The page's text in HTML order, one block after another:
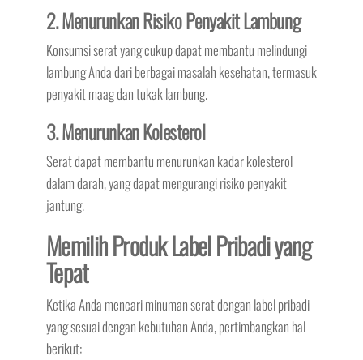
2. Menurunkan Risiko Penyakit Lambung
Konsumsi serat yang cukup dapat membantu melindungi
lambung Anda dari berbagai masalah kesehatan, termasuk
penyakit maag dan tukak lambung.
3. Menurunkan Kolesterol
Serat dapat membantu menurunkan kadar kolesterol
dalam darah, yang dapat mengurangi risiko penyakit
jantung.
Memilih Produk Label Pribadi yang
Tepat
Ketika Anda mencari minuman serat dengan label pribadi
yang sesuai dengan kebutuhan Anda, pertimbangkan hal
berikut: